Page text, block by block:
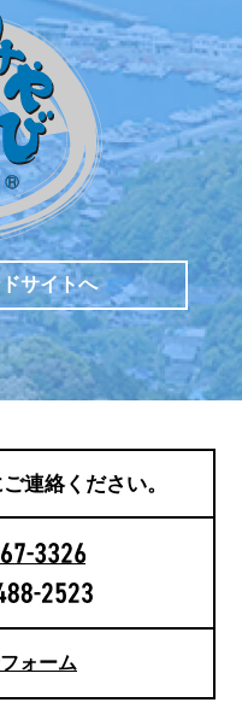
サイトへ
連絡ください。
ォーム